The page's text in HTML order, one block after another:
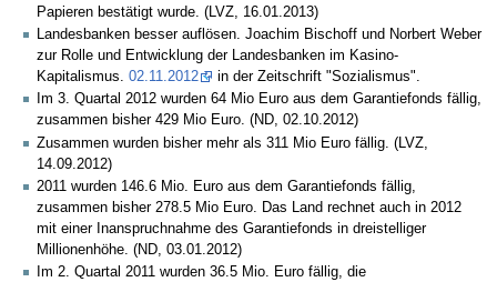
Papieren bestätigt wurde. (LVZ, 16.01.2013)
Landesbanken besser auflösen. Joachim Bischoff und Norbert Weber
zur Rolle und Entwicklung der Landesbanken im Kasino-
Kapitalismus. 02.11.2012
in der Zeitschrift "Sozialismus".
Im 3. Quartal 2012 wurden 64 Mio Euro aus dem Garantiefonds fällig,
zusammen bisher 429 Mio Euro. (ND, 02.10.2012)
Zusammen wurden bisher mehr als 311 Mio Euro fällig. (LVZ,
14.09.2012)
2011 wurden 146.6 Mio. Euro aus dem Garantiefonds fällig,
zusammen bisher 278.5 Mio Euro. Das Land rechnet auch in 2012
mit einer Inanspruchnahme des Garantiefonds in dreistelliger
Millionenhöhe. (ND, 03.01.2012)
Im 2. Quartal 2011 wurden 36.5 Mio. Euro fällig, die